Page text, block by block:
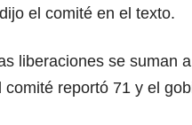
el comité en el texto.
liberaciones se suman
comité reportó 71 y el